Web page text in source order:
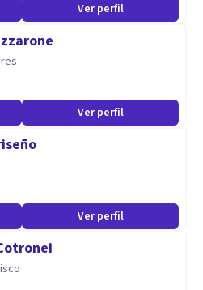
Ver perfil
Ver perfil
Ver perfil